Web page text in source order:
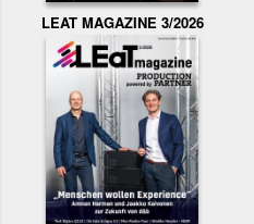
LEAT MAGAZINE 3/2026